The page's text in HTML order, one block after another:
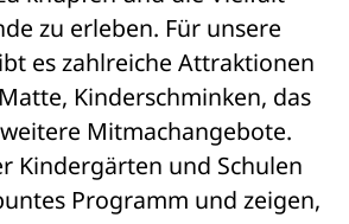
zu erleben. Für unsere
es zahlreiche Attraktionen
Kinderschminken, das
Mitmachangebote.
Kindergärten und Schulen
Programm und zeigen,